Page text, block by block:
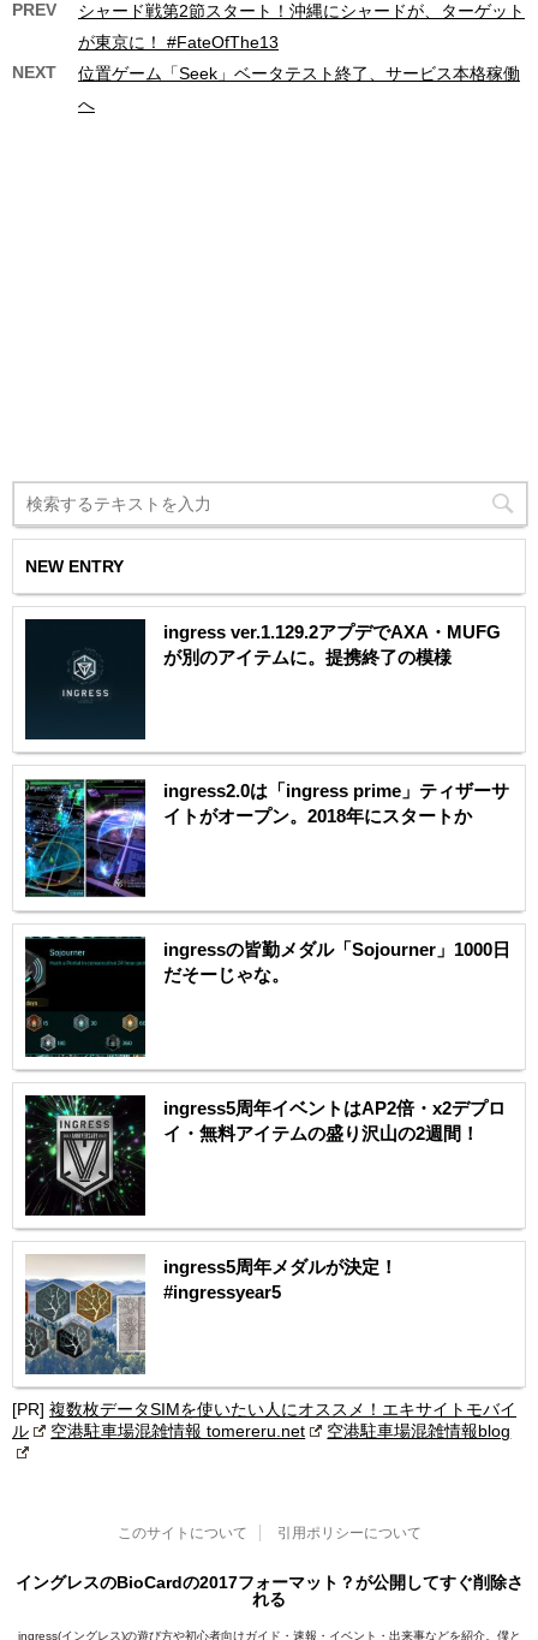
PREV
シャード戦第2節スタート！沖縄にシャードが、ターゲット
が東京に！ #FateOfThe13
NEXT
位置ゲーム「Seek」ベータテスト終了、サービス本格稼働
へ
NEW ENTRY
ingress ver.1.129.2アプデでAXA・MUFG
が別のアイテムに。提携終了の模様
ingress2.0は「ingress prime」ティザーサ
イトがオープン。2018年にスタートか
ingressの皆勤メダル「Sojourner」1000日
だそーじゃな。
ingress5周年イベントはAP2倍・x2デプロ
イ・無料アイテムの盛り沢山の2週間！
ingress5周年メダルが決定！
#ingressyear5
[PR] 複数枚データSIMを使いたい人にオススメ！エキサイトモバイ
ル
空港駐車場混雑情報 tomereru.net 空港駐車場混雑情報blog
このサイトについて 引用ポリシーについて
イングレスのBioCardの2017フォーマット？が公開してすぐ削除さ
れる
ingress(イングレス)の遊び方や初心者向けガイド・速報・イベント・出来事などを紹介。僕と